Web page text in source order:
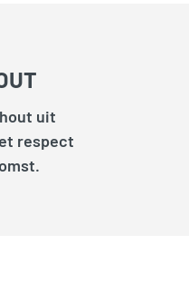
uit
respect